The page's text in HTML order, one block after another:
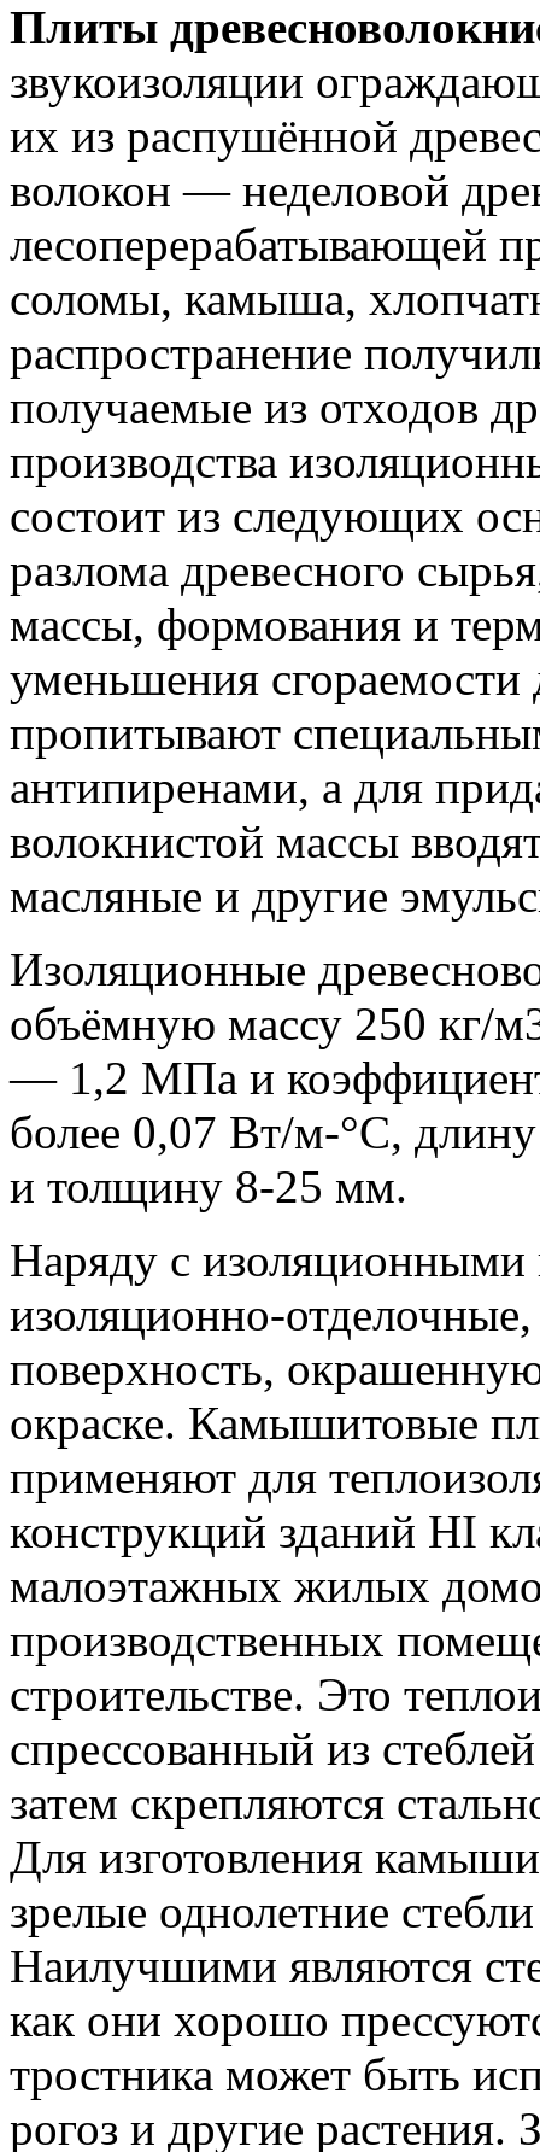
Плиты
звукоизоляции
их из распушённой
волокон — неделовой
лесоперерабатывающей
соломы, камыша,
распространение
получаемые из отходов
производства
состоит из следующих
разлома древесного
массы, формования и
уменьшения
пропитывают
антипиренами, а для
волокнистой массы
масляные и другие
Изоляционные
объёмную массу 250 кг/
— 1,2 МПа и
более 0,07 Вт/м-°С,
и толщину 8-25 мм.
Наряду с
изоляционно-
поверхность,
окраске. Камышитовые
применяют для
конструкций зданий HI
малоэтажных жилых
производственных
строительстве. Это
спрессованный из
затем скрепляются
Для изготовления
зрелые однолетние
Наилучшими являются
как они хорошо
тростника может быть
рогоз и другие растения.